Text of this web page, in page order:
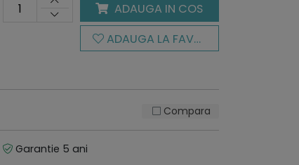
ADAUGA IN COS
ADAUGA LA FAVORITE
Compara
Garantie 5 ani